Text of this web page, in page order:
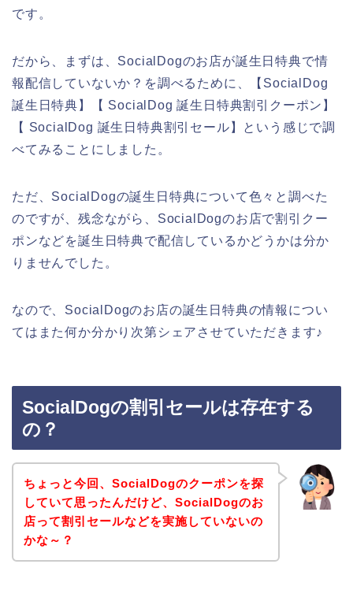
です。
だから、まずは、SocialDogのお店が誕生日特典で情
報配信していないか？を調べるために、【SocialDog
誕生日特典】【 SocialDog 誕生日特典割引クーポン】
【 SocialDog 誕生日特典割引セール】という感じで調
べてみることにしました。
ただ、SocialDogの誕生日特典について色々と調べた
のですが、残念ながら、SocialDogのお店で割引クー
ポンなどを誕生日特典で配信しているかどうかは分か
りませんでした。
なので、SocialDogのお店の誕生日特典の情報につい
てはまた何か分かり次第シェアさせていただきます♪
SocialDogの割引セールは存在する
の？
ちょっと今回、SocialDogのクーポンを探
していて思ったんだけど、SocialDogのお
店って割引セールなどを実施していないの
かな～？